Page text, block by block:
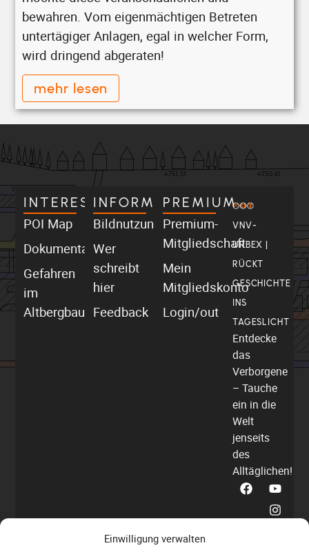
Einwilligung verwalten
bewahren. Vom eigenmächtigen Betreten
untertägiger Anlagen, egal in welcher Form,
wird dringend abgeraten!
mehr lesen
VNV-
URBEX |
RÜCKT
GESCHICHTE
INS
TAGESLICHT
Entdecke
das
Verborgene
– Tauche
ein in die
Welt
jenseits
des
Alltäglichen!
INTERESSANT
POI Map
Dokumentationen
Gefahren
im
Altbergbau
INFORMATIV
Bildnutzung
Wer
schreibt
hier
Feedback
PREMIUM
Premium-
Mitgliedschaft
Mein
Mitgliedskonto
Login/out